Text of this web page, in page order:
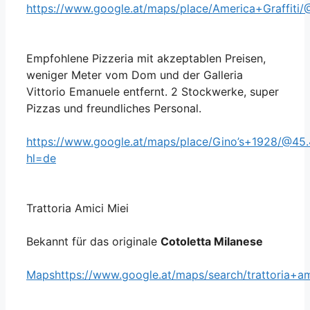
https://www.google.at/maps/place/America+Graffiti/
Empfohlene Pizzeria mit akzeptablen Preisen,
weniger Meter vom Dom und der Galleria
Vittorio Emanuele entfernt. 2 Stockwerke, super
Pizzas und freundliches Personal.
https://www.google.at/maps/place/Gino’s+1928/
hl=de
Trattoria Amici Miei
Bekannt für das originale Cotoletta Milanese
Mapshttps://www.google.at/maps/search/